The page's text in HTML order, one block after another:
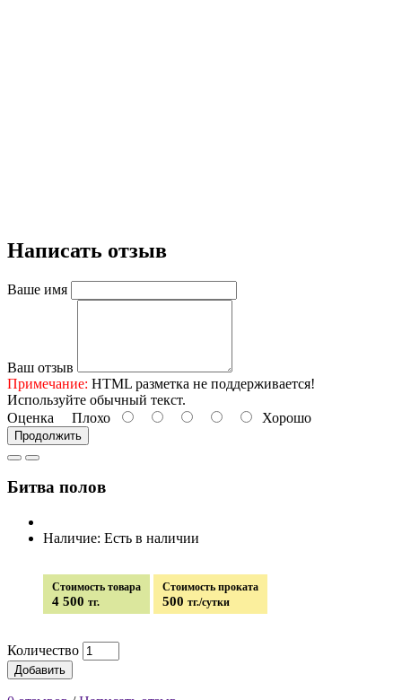
Написать отзыв
Ваше имя
Ваш отзыв
Примечание: HTML разметка не поддерживается!
Используйте обычный текст.
Оценка Плохо Хорошо
Продолжить
Битва полов
Наличие: Есть в наличии
Стоимость товара
4 500 тг.
Стоимость проката
500 тг./сутки
Количество
Добавить